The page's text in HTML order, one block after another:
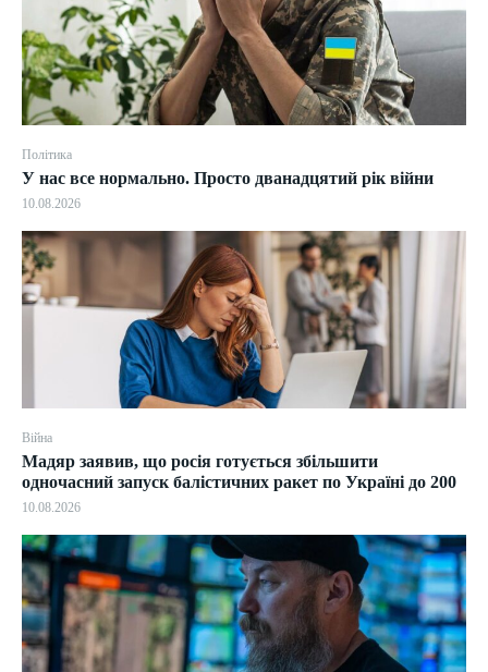
Політика
У нас все нормально. Просто дванадцятий рік війни
10.08.2026
Війна
Мадяр заявив, що росія готується збільшити
одночасний запуск балістичних ракет по Україні до 200
10.08.2026